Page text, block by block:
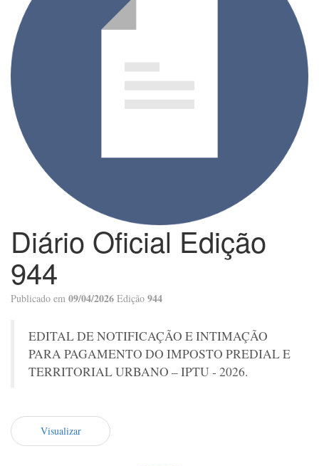
Diário Oficial Edição
944
Publicado em 09/04/2026 Edição 944
EDITAL DE NOTIFICAÇÃO E INTIMAÇÃO
PARA PAGAMENTO DO IMPOSTO PREDIAL E
TERRITORIAL URBANO – IPTU - 2026.
Visualizar